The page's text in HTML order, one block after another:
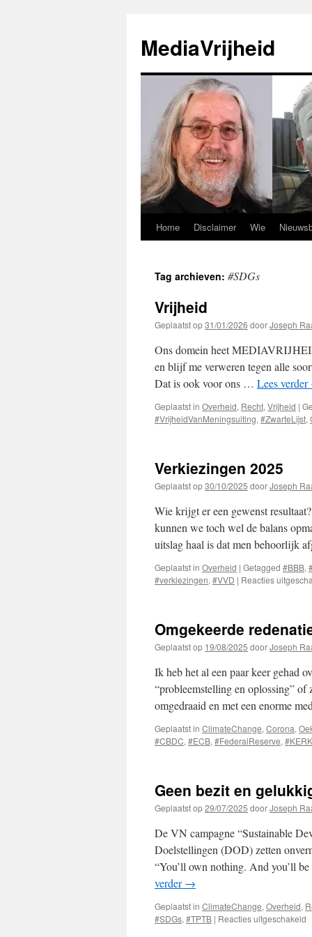
de
inhoud
MediaVrijheid
Home Disclaimer Wie
Tag archieven: #SDGs
Vrijheid
Geplaatst op31/01/2026 doorJoseph
Ons domein heet
en blijf me verweren tegen alle
Dat is ook voor ons … Lees verder
Geplaatst in Overheid, Recht, Vrijheid |
#VrijheidVanMeningsuiting, #ZwarteLijst,
Verkiezingen 2025
Geplaatst op30/10/2025 doorJoseph
Wie krijgt er een gewenst
kunnen we toch wel de balans
uitslag haal is dat men behoorlijk
Geplaatst in Overheid | Getagged #BBB,
#verkiezingen, #VVD | Reacties
Omgekeerde
Geplaatst op 19/08/2025 doorJoseph
Ik heb het al een paar keer gehad
“probleemstelling en oplossing”
omgedraaid en met een enorme
Geplaatst in ClimateChange, Corona,
#CBDC, #ECB, #FederalReserve, #KERK
Geen bezit en
Geplaatst op29/07/2025 doorJoseph
De VN campagne “Sustainable
Doelstellingen (DOD) zetten
“You’ll own nothing. And you’ll
verder→
Geplaatst in ClimateChange, Overheid,
#SDGs, #TPTB | Reacties uitgeschakeld